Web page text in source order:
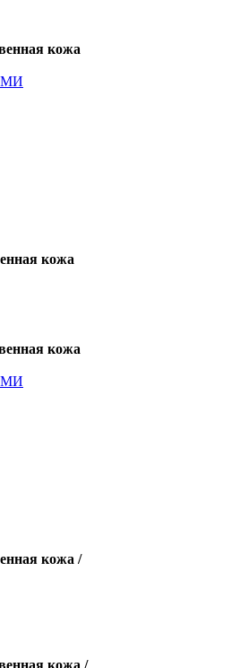
кожа
кожа
кожа
кожа /
кожа /